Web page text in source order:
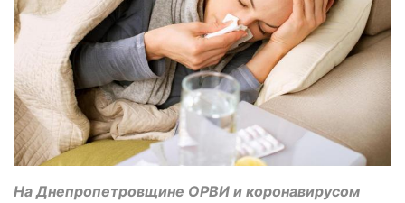
На Днепропетровщине ОРВИ и коронавирусом